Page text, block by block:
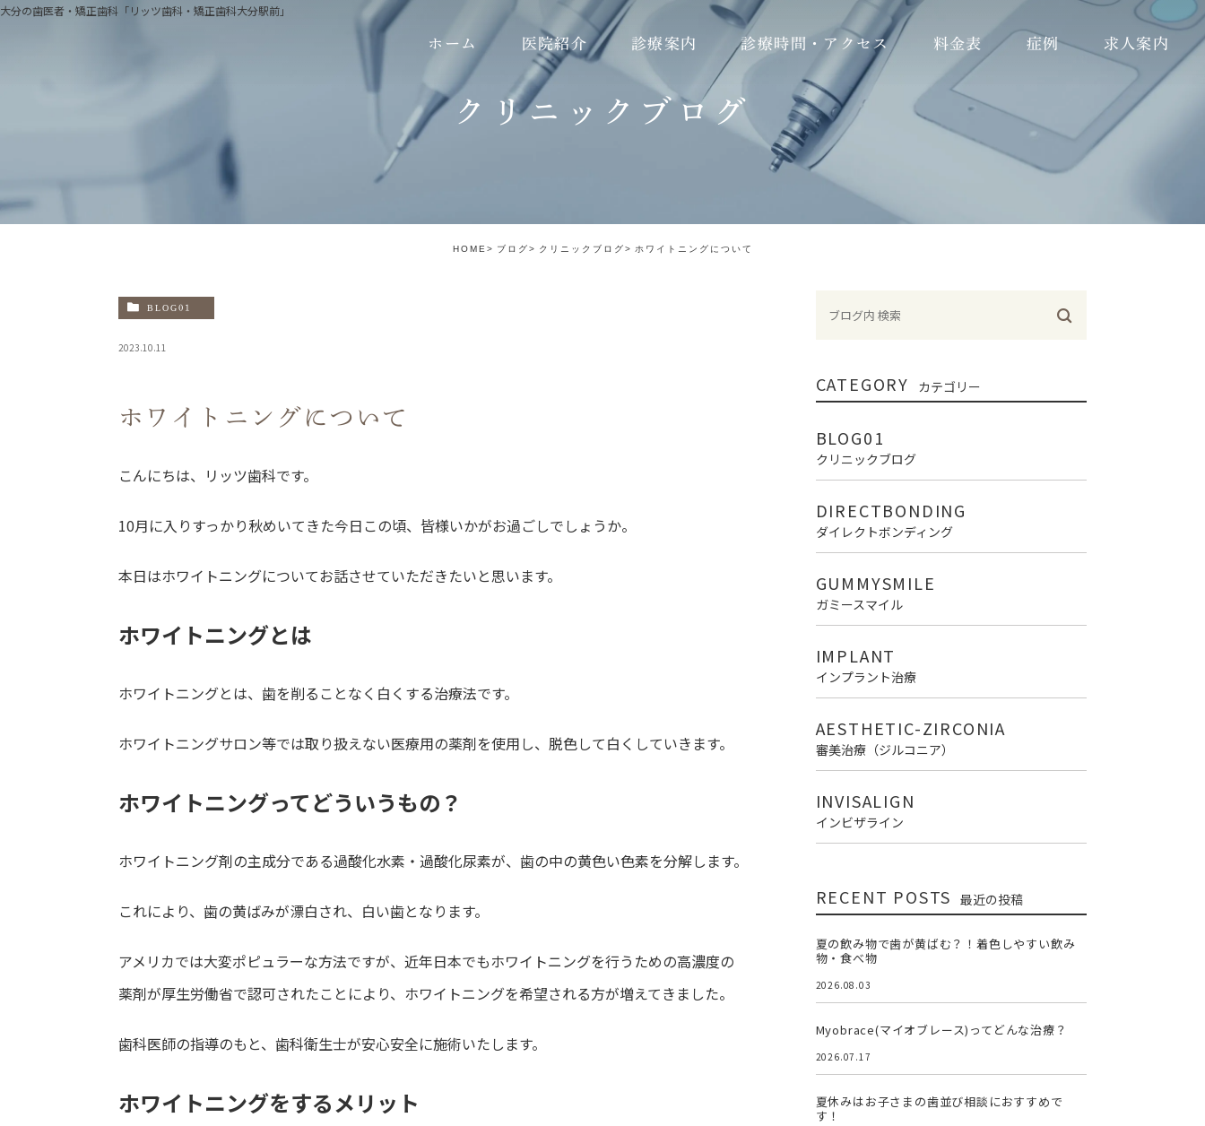
大分の歯医者・矯正歯科「リッツ歯科・矯正歯科大分駅前」
ホーム 医院紹介
医院理念
当院のこだわり
診療案内
虫歯治療
精密治療
ホワイトニング
ホワイトスポット治療
咬合再構成治療
診療時間・アクセス 料金表 症例
ダイレクトボンディング
求人案内
歯科衛生士
受付
クリニックブログ
HOME ブログ クリニックブログ ホワイトニングについて
BLOG01
2023.10.11
ホワイトニングについて
こんにちは、リッツ歯科です。
10月に入りすっかり秋めいてきた今日この頃、皆様いかがお過ごしでしょうか。
本日はホワイトニングについてお話させていただきたいと思います。
ホワイトニングとは
ホワイトニングとは、歯を削ることなく白くする治療法です。
ホワイトニングサロン等では取り扱えない医療用の薬剤を使用し、脱色して白くしていきます。
ホワイトニングってどういうもの？
ホワイトニング剤の主成分である過酸化水素・過酸化尿素が、歯の中の黄色い色素を分解します。
これにより、歯の黄ばみが漂白され、白い歯となります。
アメリカでは大変ポピュラーな方法ですが、近年日本でもホワイトニングを行うための高濃度の
薬剤が厚生労働省で認可されたことにより、ホワイトニングを希望される方が増えてきました。
歯科医師の指導のもと、歯科衛生士が安心安全に施術いたします。
ホワイトニングをするメリット
CATEGORY カテゴリー
BLOG01
クリニックブログ
DIRECTBONDING
ダイレクトボンディング
GUMMYSMILE
ガミースマイル
IMPLANT
インプラント治療
AESTHETIC-ZIRCONIA
審美治療（ジルコニア）
INVISALIGN
インビザライン
RECENT POSTS 最近の投稿
夏の飲み物で歯が黄ばむ？！着色しやすい飲み
物・食べ物
2026.08.03
Myobrace(マイオブレース)ってどんな治療？
2026.07.17
夏休みはお子さまの歯並び相談におすすめで
す！